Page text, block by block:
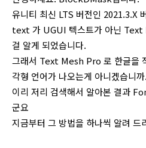
유니티 최신 LTS 버전인 2021.3.X
text 가 UGUI 텍스트가 아닌 Text
걸 알게 되었습니다.
그래서 Text Mesh Pro 로 한글을
각형 언어가 나오는게 아니겠습니
이리 저리 검색해서 알아본 결과
군요
지금부터 그 방법을 하나씩 알려 드